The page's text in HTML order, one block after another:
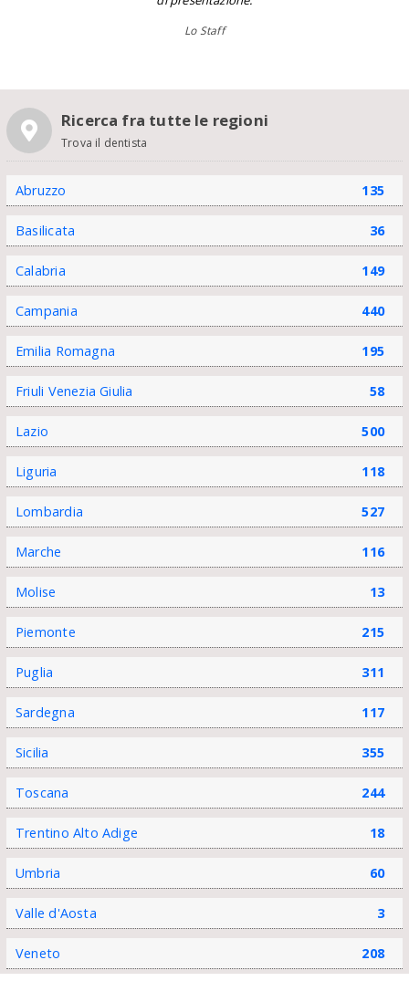
Lo Staff
Ricerca fra tutte le regioni
Trova il dentista
Abruzzo 135
Basilicata 36
Calabria 149
Campania 440
Emilia Romagna 195
Friuli Venezia Giulia 58
Lazio 500
Liguria 118
Lombardia 527
Marche 116
Molise 13
Piemonte 215
Puglia 311
Sardegna 117
Sicilia 355
Toscana 244
Trentino Alto Adige 18
Umbria 60
Valle d'Aosta 3
Veneto 208